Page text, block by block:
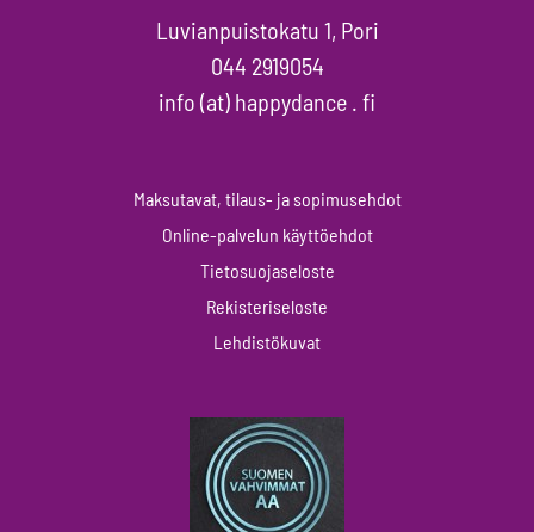
Luvianpuistokatu 1, Pori
044 2919054
info (at) happydance . fi
Maksutavat, tilaus- ja sopimusehdot
Online-palvelun käyttöehdot
Tietosuojaseloste
Rekisteriseloste
Lehdistökuvat